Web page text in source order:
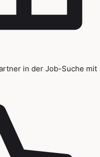
in der Job-Suche mit